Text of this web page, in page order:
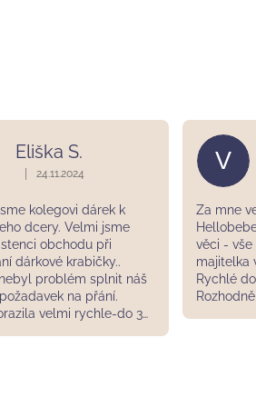
Eliška S.
Hodnocení obchodu je 5 z 5 hvězdiček.
| 24.11.2024
kolegovi dárek k
dcery. Velmi jsme
obchodu při
dárkové krabičky..
problém splnit náš
na přání.
velmi rychle-do 3
V
Za mne
věci - vše
majitelka
Rychlé